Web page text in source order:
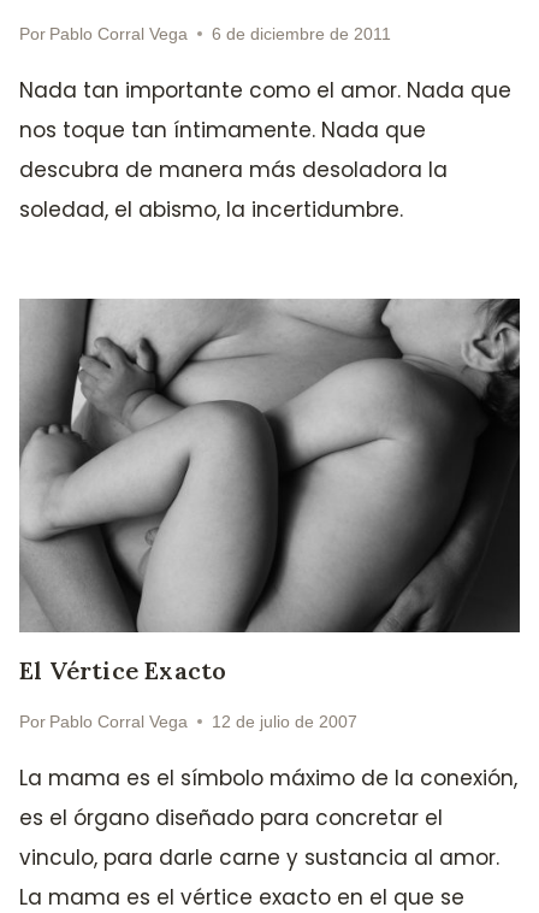
Por Pablo Corral Vega 6 de diciembre de 2011
Nada tan importante como el amor. Nada que
nos toque tan íntimamente. Nada que
descubra de manera más desoladora la
soledad, el abismo, la incertidumbre.
El Vértice Exacto
Por Pablo Corral Vega 12 de julio de 2007
La mama es el símbolo máximo de la conexión,
es el órgano diseñado para concretar el
vinculo, para darle carne y sustancia al amor.
La mama es el vértice exacto en el que se